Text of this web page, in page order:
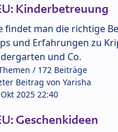
Kinderbetreuung
findet man die richtige
und Erfahrungen zu
und Co.
/ 172 Beiträge
Beitrag von Yarisha
2025 22:40
Geschenkideen